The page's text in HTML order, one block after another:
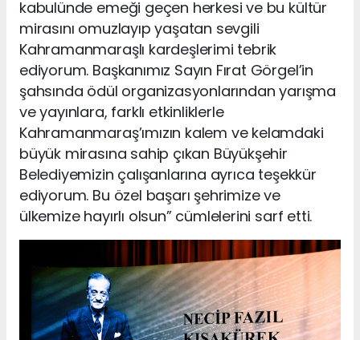
kabulünde emeği geçen herkesi ve bu kültür
mirasını omuzlayıp yaşatan sevgili
Kahramanmaraşlı kardeşlerimi tebrik
ediyorum. Başkanımız Sayın Fırat Görgel’in
şahsında ödül organizasyonlarından yarışma
ve yayınlara, farklı etkinliklerle
Kahramanmaraş’ımızın kalem ve kelamdaki
büyük mirasına sahip çıkan Büyükşehir
Belediyemizin çalışanlarına ayrıca teşekkür
ediyorum. Bu özel başarı şehrimize ve
ülkemize hayırlı olsun” cümlelerini sarf etti.